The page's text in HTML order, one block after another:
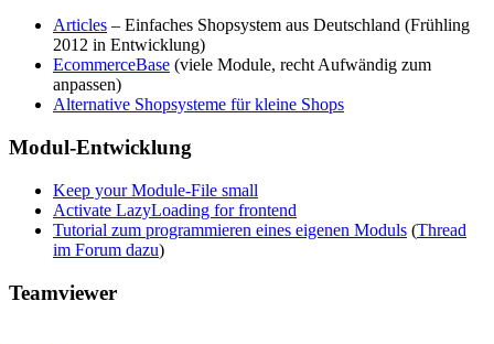
Articles – Einfaches Shopsystem aus Deutschland (Frühling
2012 in Entwicklung)
EcommerceBase (viele Module, recht Aufwändig zum
anpassen)
Alternative Shopsysteme für kleine Shops
Modul-Entwicklung
Keep your Module-File small
Activate LazyLoading for frontend
Tutorial zum programmieren eines eigenen Moduls (Thread
im Forum dazu)
Teamviewer